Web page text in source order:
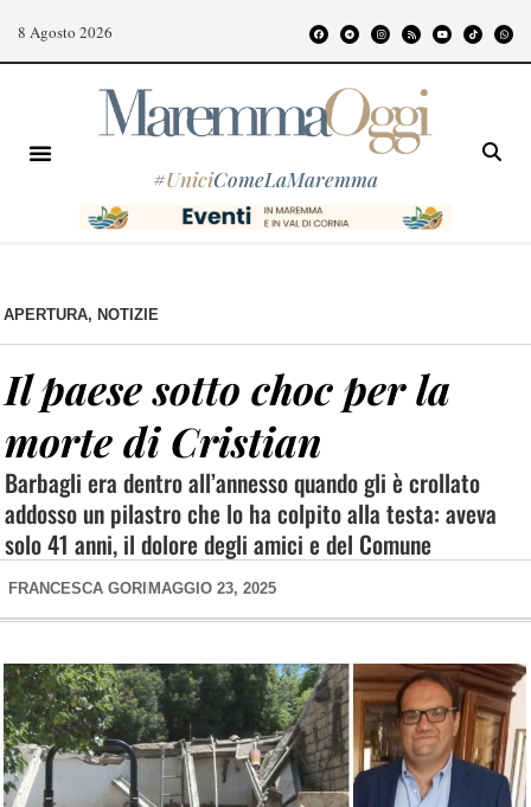
8 Agosto 2026
#UniciComeLaMaremma
APERTURA, NOTIZIE
Il paese sotto choc per la
morte di Cristian
Barbagli era dentro all’annesso quando gli è crollato
addosso un pilastro che lo ha colpito alla testa: aveva
solo 41 anni, il dolore degli amici e del Comune
FRANCESCA GORI MAGGIO 23, 2025